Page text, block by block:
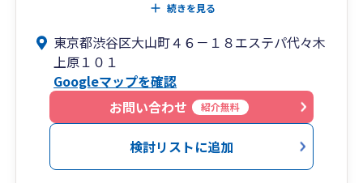
伺います。
2.お客様の立場に立って考え行動します。
3.数字に裏付けられた状況に基づき多面的に問題
解決策を提案します。
4.時には厳しいことも申します。
5.自己研鑚を忘れず新しい情報を収集し、制度改
正等にも迅速に対応いたします。
続きを見る
東京都渋谷区大山町４６－１８エステパ代々木
上原１０１
Googleマップを確認
お問い合わせ
紹介無料
検討リストに追加